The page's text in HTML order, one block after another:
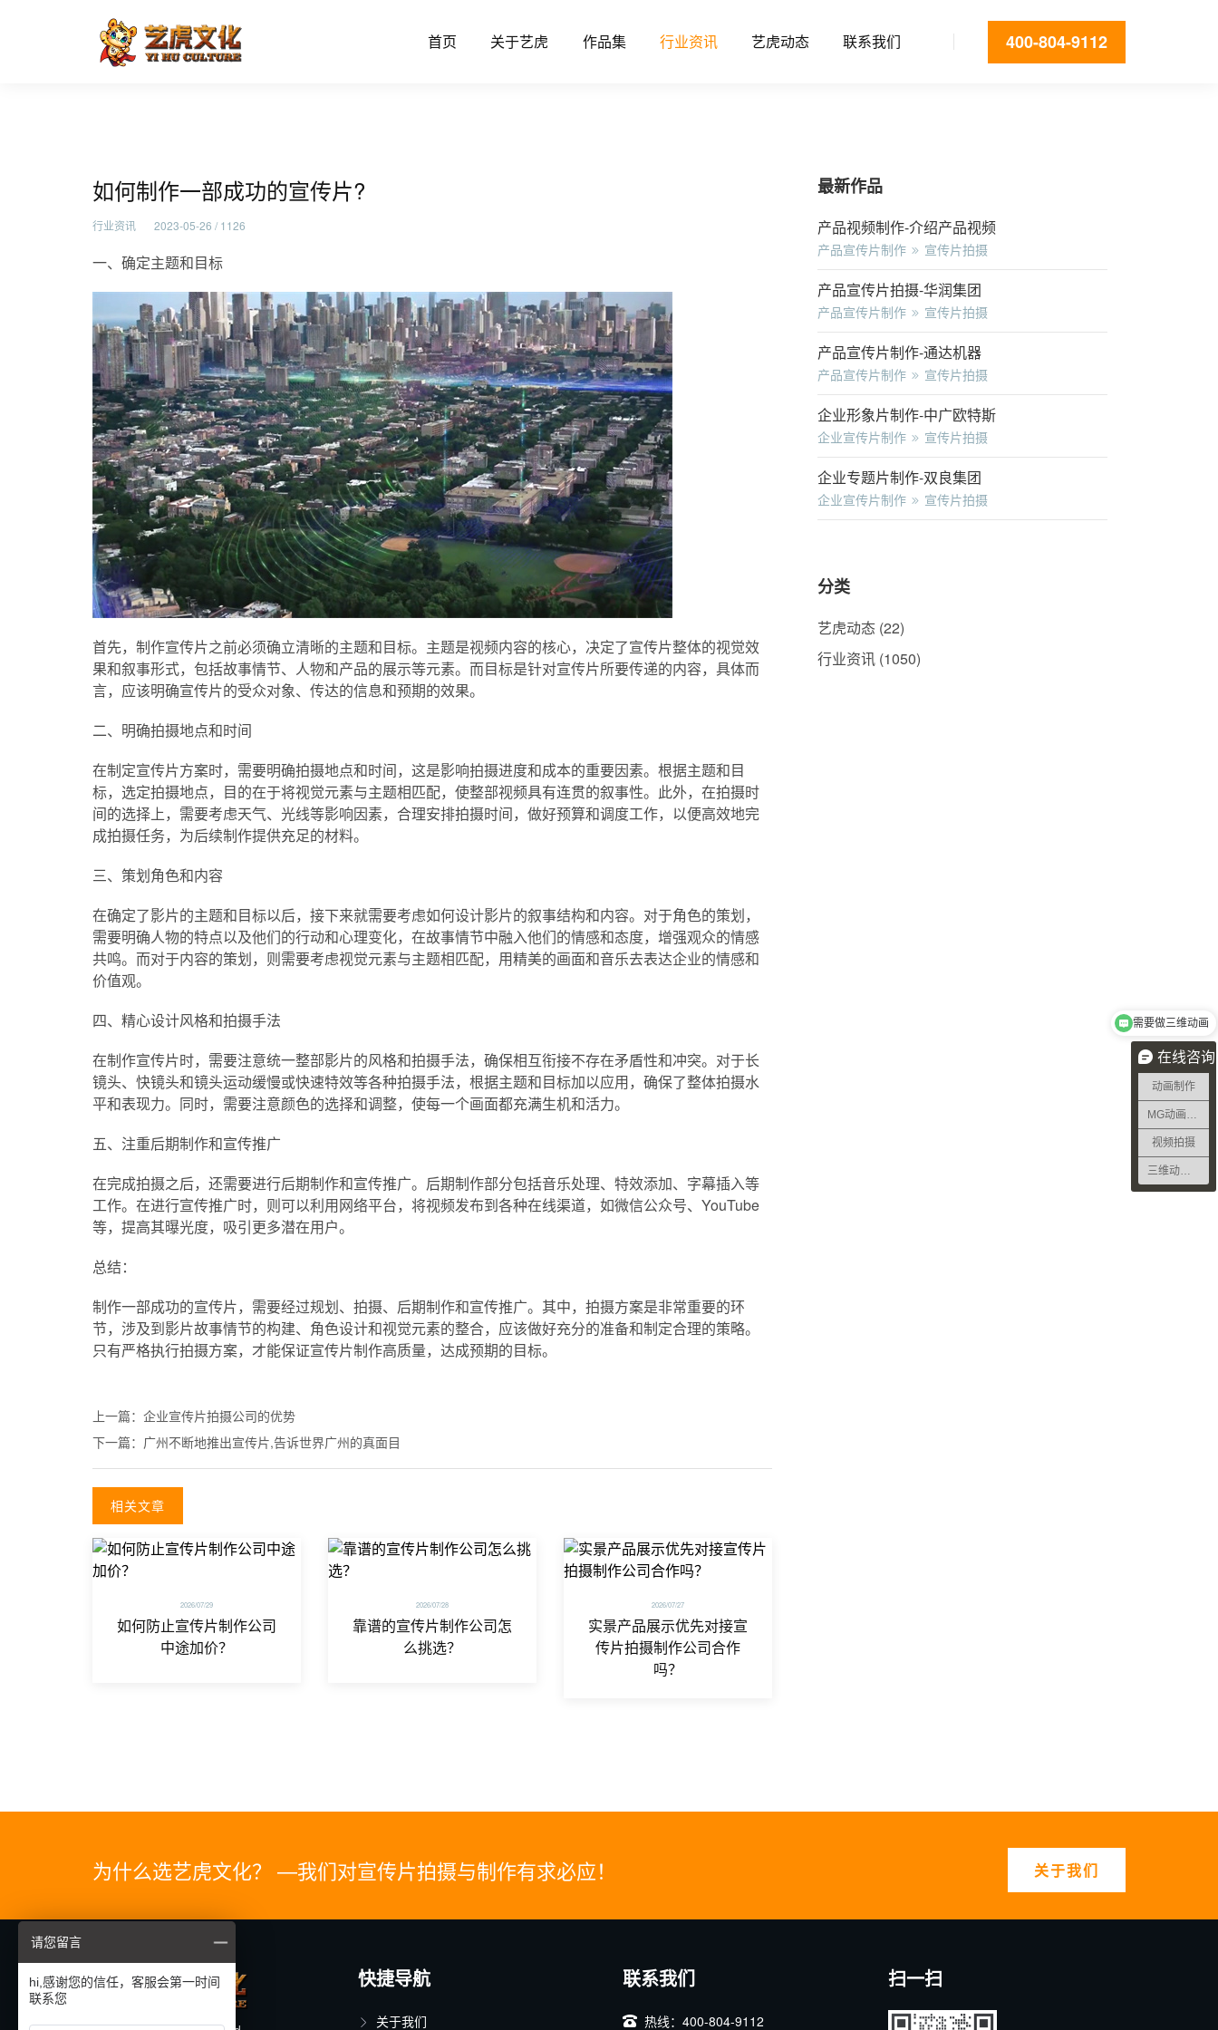
首页 关于艺虎 作品集 行业资讯 艺虎动态 联系我们 400-804-9112
如何制作一部成功的宣传片?
如何制作一部成功的宣传片?
行业资讯 2023-05-26 / 1126
一、确定主题和目标
首先，制作宣传片之前必须确立清晰的主题和目标。主题是视频内容的核心，决定了宣传片整体的视觉效
果和叙事形式，包括故事情节、人物和产品的展示等元素。而目标是针对宣传片所要传递的内容，具体而
言，应该明确宣传片的受众对象、传达的信息和预期的效果。
二、明确拍摄地点和时间
在制定宣传片方案时，需要明确拍摄地点和时间，这是影响拍摄进度和成本的重要因素。根据主题和目
标，选定拍摄地点，目的在于将视觉元素与主题相匹配，使整部视频具有连贯的叙事性。此外，在拍摄时
间的选择上，需要考虑天气、光线等影响因素，合理安排拍摄时间，做好预算和调度工作，以便高效地完
成拍摄任务，为后续制作提供充足的材料。
三、策划角色和内容
在确定了影片的主题和目标以后，接下来就需要考虑如何设计影片的叙事结构和内容。对于角色的策划，
需要明确人物的特点以及他们的行动和心理变化，在故事情节中融入他们的情感和态度，增强观众的情感
共鸣。而对于内容的策划，则需要考虑视觉元素与主题相匹配，用精美的画面和音乐去表达企业的情感和
价值观。
四、精心设计风格和拍摄手法
在制作宣传片时，需要注意统一整部影片的风格和拍摄手法，确保相互衔接不存在矛盾性和冲突。对于长
镜头、快镜头和镜头运动缓慢或快速特效等各种拍摄手法，根据主题和目标加以应用，确保了整体拍摄水
平和表现力。同时，需要注意颜色的选择和调整，使每一个画面都充满生机和活力。
五、注重后期制作和宣传推广
在完成拍摄之后，还需要进行后期制作和宣传推广。后期制作部分包括音乐处理、特效添加、字幕插入等
工作。在进行宣传推广时，则可以利用网络平台，将视频发布到各种在线渠道，如微信公众号、YouTube
等，提高其曝光度，吸引更多潜在用户。
总结：
制作一部成功的宣传片，需要经过规划、拍摄、后期制作和宣传推广。其中，拍摄方案是非常重要的环
节，涉及到影片故事情节的构建、角色设计和视觉元素的整合，应该做好充分的准备和制定合理的策略。
只有严格执行拍摄方案，才能保证宣传片制作高质量，达成预期的目标。
上一篇： 企业宣传片拍摄公司的优势
下一篇： 广州不断地推出宣传片,告诉世界广州的真面目
相关文章
2026/07/29
如何防止宣传片制作公司
中途加价？
2026/07/28
靠谱的宣传片制作公司怎
么挑选？
2026/07/27
实景产品展示优先对接宣
传片拍摄制作公司合作
吗？
最新作品
产品视频制作-介绍产品视频
产品宣传片制作 宣传片拍摄
产品宣传片拍摄-华润集团
产品宣传片制作 宣传片拍摄
产品宣传片制作-通达机器
产品宣传片制作 宣传片拍摄
企业形象片制作-中广欧特斯
企业宣传片制作 宣传片拍摄
企业专题片制作-双良集团
企业宣传片制作 宣传片拍摄
分类
艺虎动态 (22)
行业资讯 (1050)
为什么选艺虎文化？ —我们对宣传片拍摄与制作有求必应！ 关于我们
快捷导航
关于我们
联系我们
热线：400-804-9112
扫一扫
在线咨询
动画制作
视频拍摄
需要做三维动画
请您留言
hi,感谢您的信任，客服会第一时间
联系您